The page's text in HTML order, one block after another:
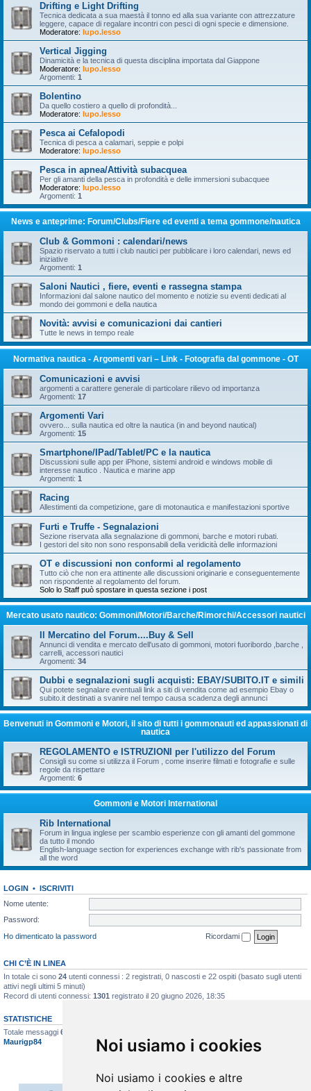
Noi usiamo i cookies
Noi usiamo i cookies e altre
Drifting e Light Drifting
Tecnica dedicata a sua maestà il tonno ed alla sua variante con attrezzature
leggere, capace di regalare incontri con pesci di ogni specie e dimensione.
Moderatore: lupo.lesso
Vertical Jigging
Dinamicità e la tecnica di questa disciplina importata dal Giappone
Moderatore: lupo.lesso
Argomenti: 1
Bolentino
Da quello costiero a quello di profondità...
Moderatore: lupo.lesso
Pesca ai Cefalopodi
Tecnica di pesca a calamari, seppie e polpi
Moderatore: lupo.lesso
Pesca in apnea/Attività subacquea
Per gli amanti della pesca in profondità e delle immersioni subacquee
Moderatore: lupo.lesso
Argomenti: 1
News e anteprime: Forum/Clubs/Fiere ed eventi a tema gommone/nautica
Club & Gommoni : calendari/news
Spazio riservato a tutti i club nautici per pubblicare i loro calendari, news ed
iniziative
Argomenti: 1
Saloni Nautici , fiere, eventi e rassegna stampa
Informazioni dal salone nautico del momento e notizie su eventi dedicati al
mondo dei gommoni e della nautica
Novità: avvisi e comunicazioni dai cantieri
Tutte le news in tempo reale
Normativa nautica - Argomenti vari – Link - Fotografia dal gommone - OT
Comunicazioni e avvisi
argomenti a carattere generale di particolare rilievo od importanza
Argomenti: 17
Argomenti Vari
ovvero... sulla nautica ed oltre la nautica (in and beyond nautical)
Argomenti: 15
Smartphone/IPad/Tablet/PC e la nautica
Discussioni sulle app per iPhone, sistemi android e windows mobile di
interesse nautico . Nautica e marine app
Argomenti: 1
Racing
Allestimenti da competizione, gare di motonautica e manifestazioni sportive
Furti e Truffe - Segnalazioni
Sezione riservata alla segnalazione di gommoni, barche e motori rubati.
I gestori del sito non sono responsabili della veridicità delle informazioni
OT e discussioni non conformi al regolamento
Tutto ciò che non era attinente alle discussioni originarie e conseguentemente
non rispondente al regolamento del forum.
Solo lo Staff può spostare in questa sezione i post
Mercato usato nautico: Gommoni/Motori/Barche/Rimorchi/Accessori nautici
Il Mercatino del Forum....Buy & Sell
Annunci di vendita e mercato dell'usato di gommoni, motori fuoribordo ,barche ,
carrelli, accessori nautici
Argomenti: 34
Dubbi e segnalazioni sugli acquisti: EBAY/SUBITO.IT e simili
Qui potete segnalare eventuali link a siti di vendita come ad esempio Ebay o
subito.it destinati a svanire nel tempo causa scadenza degli annunci
Benvenuti in Gommoni e Motori, il sito di tutti i gommonauti ed appassionati di
nautica
REGOLAMENTO e ISTRUZIONI per l'utilizzo del Forum
Consigli su come si utilizza il Forum , come inserire filmati e fotografie e sulle
regole da rispettare
Argomenti: 6
Gommoni e Motori International
Rib International
Forum in lingua inglese per scambio esperienze con gli amanti del gommone
da tutto il mondo
English-language section for experiences exchange with rib's passionate from
all the word
LOGIN •
ISCRIVITI
Nome utente:
Password:
Ho dimenticato la password
Ricordami
CHI C’È IN LINEA
In totale ci sono 24 utenti connessi : 2 registrati, 0 nascosti e 22 ospiti (basato sugli utenti
attivi negli ultimi 5 minuti)
Record di utenti connessi: 1301 registrato il 20 giugno 2026, 18:35
STATISTICHE
Totale messaggi 6627
Maurigp84